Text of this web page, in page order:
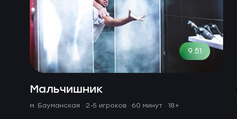
9.51
Мальчишник
м. Бауманская · 2-5 игроков · 60 минут · 18+